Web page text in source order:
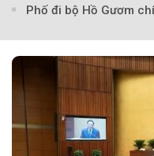
Phố đi bộ Hồ Gươm